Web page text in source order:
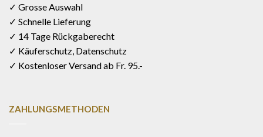
✓ Grosse Auswahl
✓ Schnelle Lieferung
✓ 14 Tage Rückgaberecht
✓ Käuferschutz, Datenschutz
✓ Kostenloser Versand ab Fr. 95.-
ZAHLUNGSMETHODEN